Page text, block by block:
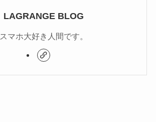
LAGRANGE BLOG
スマホ大好き人間です。